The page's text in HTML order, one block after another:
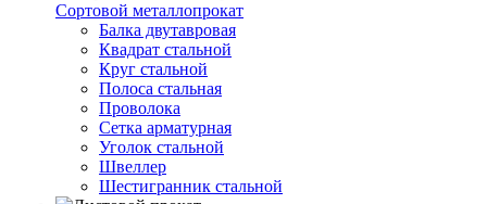
Сортовой металлопрокат
Балка двутавровая
Квадрат стальной
Круг стальной
Полоса стальная
Проволока
Сетка арматурная
Уголок стальной
Швеллер
Шестигранник стальной